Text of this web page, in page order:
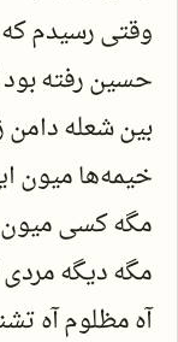
وقتی رسیدم
حسین رفته
بین شعله دامن
خیمه‌ها میون
مگه کسی میون
مگه دیگه
آه مظلوم آه